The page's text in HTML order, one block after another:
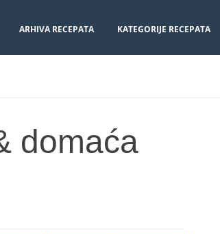
ARHIVA RECEPATA KATEGORIJE RECEPATA
domaća